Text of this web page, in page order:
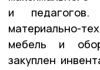
и
материально-
мебель и
закуплен